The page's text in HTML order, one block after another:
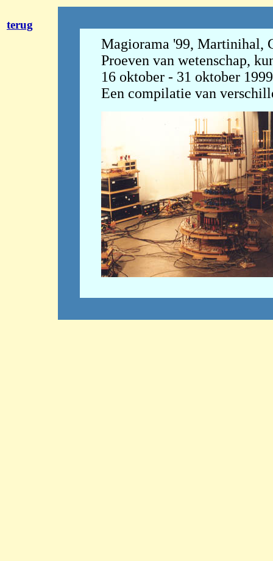
terug
Magiorama '99, Martinihal,
Proeven van wetenschap,
16 oktober - 31 oktober
Een compilatie van